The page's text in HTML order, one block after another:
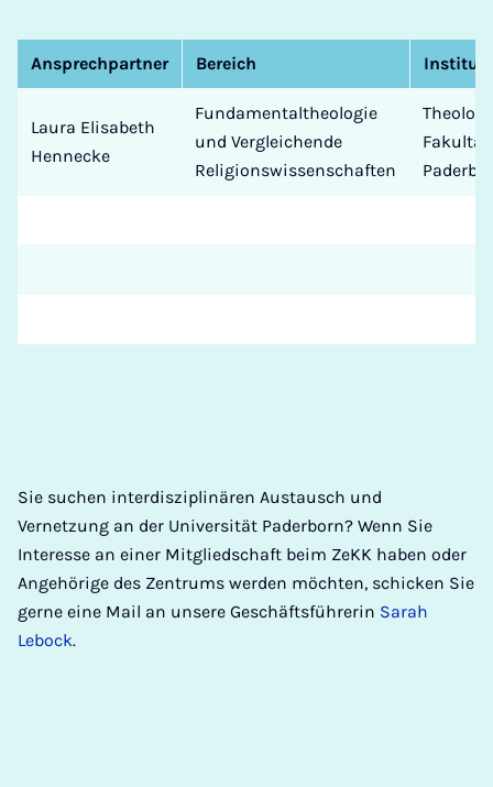
Ansprechpartner Bereich Institut
Laura Elisabeth
Hennecke
Fundamentaltheologie
und Vergleichende
Religionswissenschaften
Fakultät
Sie suchen interdisziplinären Austausch und
Vernetzung an der Universität Paderborn? Wenn Sie
Interesse an einer Mitgliedschaft beim ZeKK haben oder
Angehörige des Zentrums werden möchten, schicken Sie
gerne eine Mail an unsere Geschäftsführerin Sarah
Lebock.